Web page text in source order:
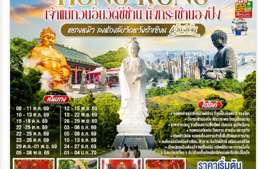
20 มี.ค 70 - 22 มี.ค 70